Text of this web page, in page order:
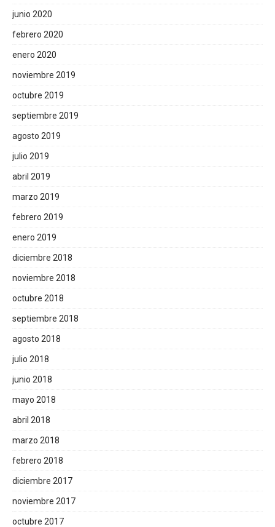
junio 2020
febrero 2020
enero 2020
noviembre 2019
octubre 2019
septiembre 2019
agosto 2019
julio 2019
abril 2019
marzo 2019
febrero 2019
enero 2019
diciembre 2018
noviembre 2018
octubre 2018
septiembre 2018
agosto 2018
julio 2018
junio 2018
mayo 2018
abril 2018
marzo 2018
febrero 2018
diciembre 2017
noviembre 2017
octubre 2017